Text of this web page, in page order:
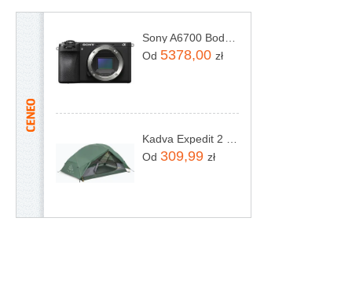
Od 5378,00 zł
Od 309,99 zł